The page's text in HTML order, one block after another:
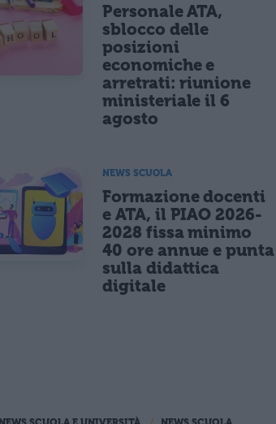
Personale ATA,
sblocco delle
posizioni
economiche e
arretrati: riunione
ministeriale il 6
agosto
NEWS SCUOLA
Formazione docenti
e ATA, il PIAO 2026-
2028 fissa minimo
40 ore annue e punta
sulla didattica
digitale